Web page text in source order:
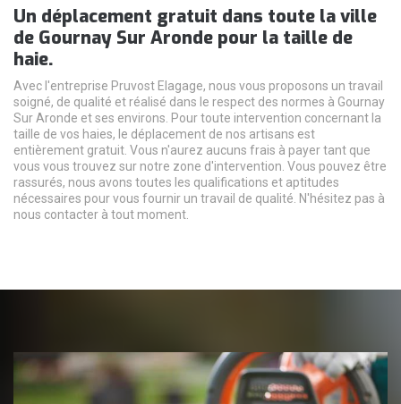
Un déplacement gratuit dans toute la ville
de Gournay Sur Aronde pour la taille de
haie.
Avec l'entreprise Pruvost Elagage, nous vous proposons un travail
soigné, de qualité et réalisé dans le respect des normes à Gournay
Sur Aronde et ses environs. Pour toute intervention concernant la
taille de vos haies, le déplacement de nos artisans est
entièrement gratuit. Vous n'aurez aucuns frais à payer tant que
vous vous trouvez sur notre zone d'intervention. Vous pouvez être
rassurés, nous avons toutes les qualifications et aptitudes
nécessaires pour vous fournir un travail de qualité. N'hésitez pas à
nous contacter à tout moment.